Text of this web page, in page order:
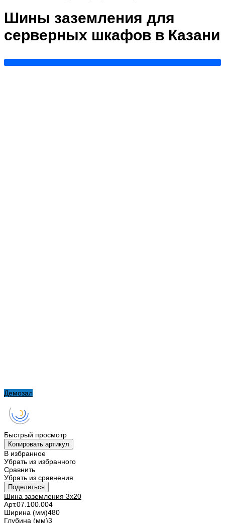
Шины заземления для
серверных шкафов в Казани
Демозал
Быстрый просмотр
Копировать артикул
В избранное
Убрать из избранного
Сравнить
Убрать из сравнения
Поделиться
Шина заземления 3х20
Арт.07.100.004
Ширина (мм)480
Глубина (мм)3